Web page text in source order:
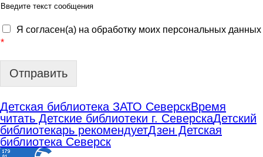
Введите текст сообщения
Я согласен(а) на обработку моих персональных данных
*
Отправить
Детская библиотека ЗАТО СеверскВремя
читать Детские библиотеки г. СеверскаДетский
библиотекарь рекомендуетДзен Детская
библиотека Северск